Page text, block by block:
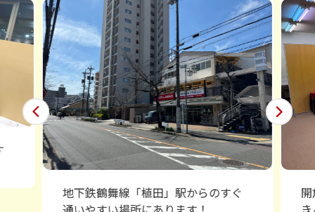
地下鉄鶴舞線「植田」駅からのすぐ